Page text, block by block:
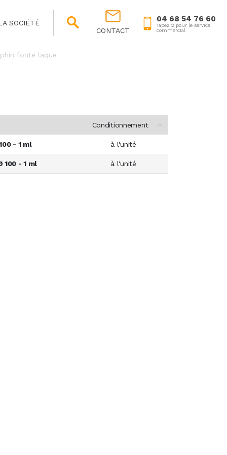
SOCIÉTÉ
CONTACT
04 68 54 76 60
Tapez 2 pour le service
commercial
fonte laqué
Conditionnement
- 1 ml à l'unité
100 - 1 ml à l'unité